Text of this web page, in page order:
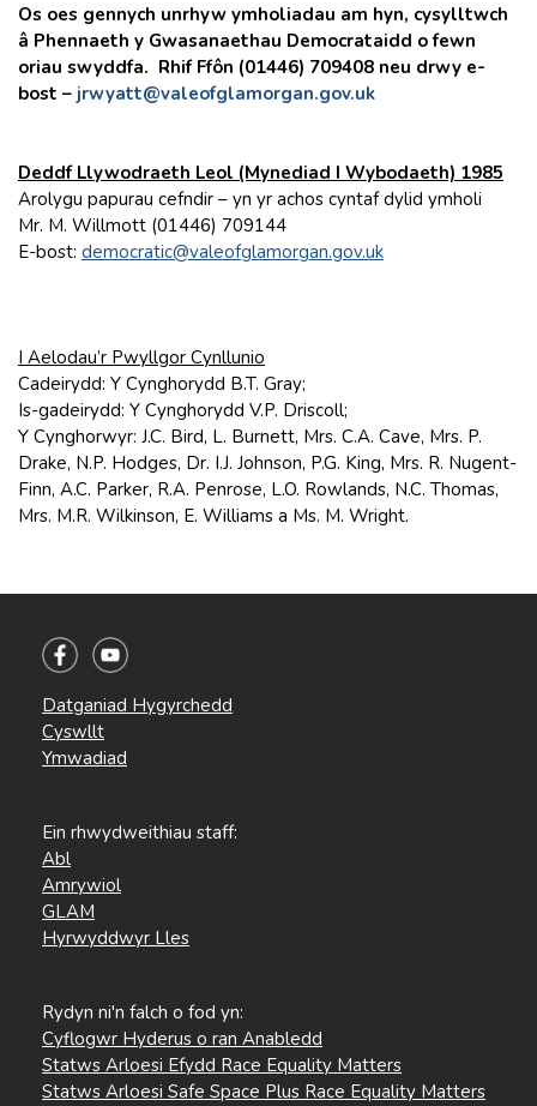
Os oes gennych unrhyw ymholiadau am hyn, cysylltwch
â Phennaeth y Gwasanaethau Democrataidd o fewn
oriau swyddfa. Rhif Ffôn (01446) 709408 neu drwy e-
bost – jrwyatt@valeofglamorgan.gov.uk
Deddf Llywodraeth Leol (Mynediad I Wybodaeth) 1985
Arolygu papurau cefndir – yn yr achos cyntaf dylid ymholi
Mr. M. Willmott (01446) 709144
E-bost: democratic@valeofglamorgan.gov.uk
I Aelodau’r Pwyllgor Cynllunio
Cadeirydd: Y Cynghorydd B.T. Gray;
Is-gadeirydd: Y Cynghorydd V.P. Driscoll;
Y Cynghorwyr: J.C. Bird, L. Burnett, Mrs. C.A. Cave, Mrs. P.
Drake, N.P. Hodges, Dr. I.J. Johnson, P.G. King, Mrs. R. Nugent-
Finn, A.C. Parker, R.A. Penrose, L.O. Rowlands, N.C. Thomas,
Mrs. M.R. Wilkinson, E. Williams a Ms. M. Wright.
Datganiad Hygyrchedd
Cyswllt
Ymwadiad
Ein rhwydweithiau staff:
Abl
Amrywiol
GLAM
Hyrwyddwyr Lles
Rydyn ni'n falch o fod yn:
Cyflogwr Hyderus o ran Anabledd
Statws Arloesi Efydd Race Equality Matters
Statws Arloesi Safe Space Plus Race Equality Matters